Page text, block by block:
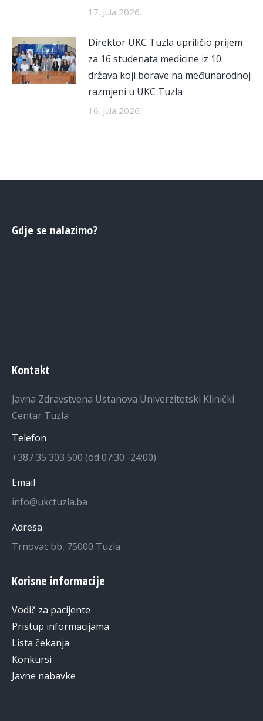
17. Jula 2026.
Direktor UKC Tuzla upriličio prijem
za 16 studenata medicine iz 10
država koji borave na međunarodnoj
razmjeni u UKC Tuzla
16. Jula 2026.
Gdje se nalazimo?
Kontakt
Javna Zdravstvena Ustanova Univerzitetski Klinički
Centar Tuzla
Telefon
+387 35 303 500 (od 07:30 -24:00)
Email
info@ukctuzla.ba
Adresa
Trnovac bb, 75000 Tuzla
Korisne informacije
Vodič za pacijente
Pristup informacijama
Lista čekanja
Konkursi
Javne nabavke